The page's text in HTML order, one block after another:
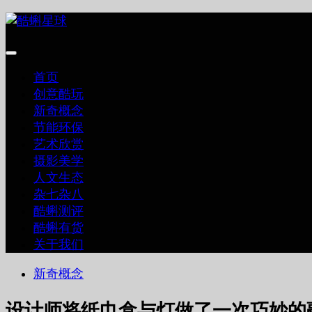
跳
内
首页
创意酷玩
新奇概念
节能环保
艺术欣赏
摄影美学
人文生态
杂七杂八
酷蝌测评
酷蝌有货
关于我们
新奇概念